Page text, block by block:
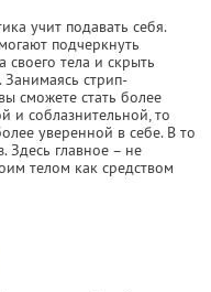
учит подавать себя.
подчеркнуть
своего тела и скрыть
Занимаясь стрип-
сможете стать более
и соблазнительной, то
уверенной в себе. В то
Здесь главное – не
телом как средством